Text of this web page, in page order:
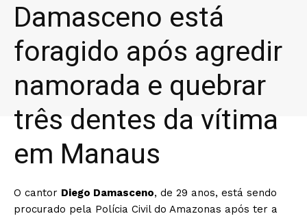
Damasceno está
foragido após agredir
namorada e quebrar
três dentes da vítima
em Manaus
O cantor Diego Damasceno, de 29 anos, está sendo
procurado pela Polícia Civil do Amazonas após ter a